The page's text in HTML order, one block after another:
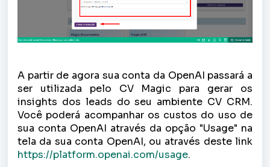
A partir de agora sua conta da OpenAI passará a
ser utilizada pelo CV Magic para gerar os
insights dos leads do seu ambiente CV CRM.
Você poderá acompanhar os custos do uso de
sua conta OpenAI através da opção "Usage" na
tela da sua conta OpenAI, ou através deste link
https://platform.openai.com/usage.